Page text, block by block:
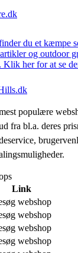
du et kæmpe
og outdoor
her for at se
populære
fra bl.a. deres
Link
webshop
webshop
webshop
webshop